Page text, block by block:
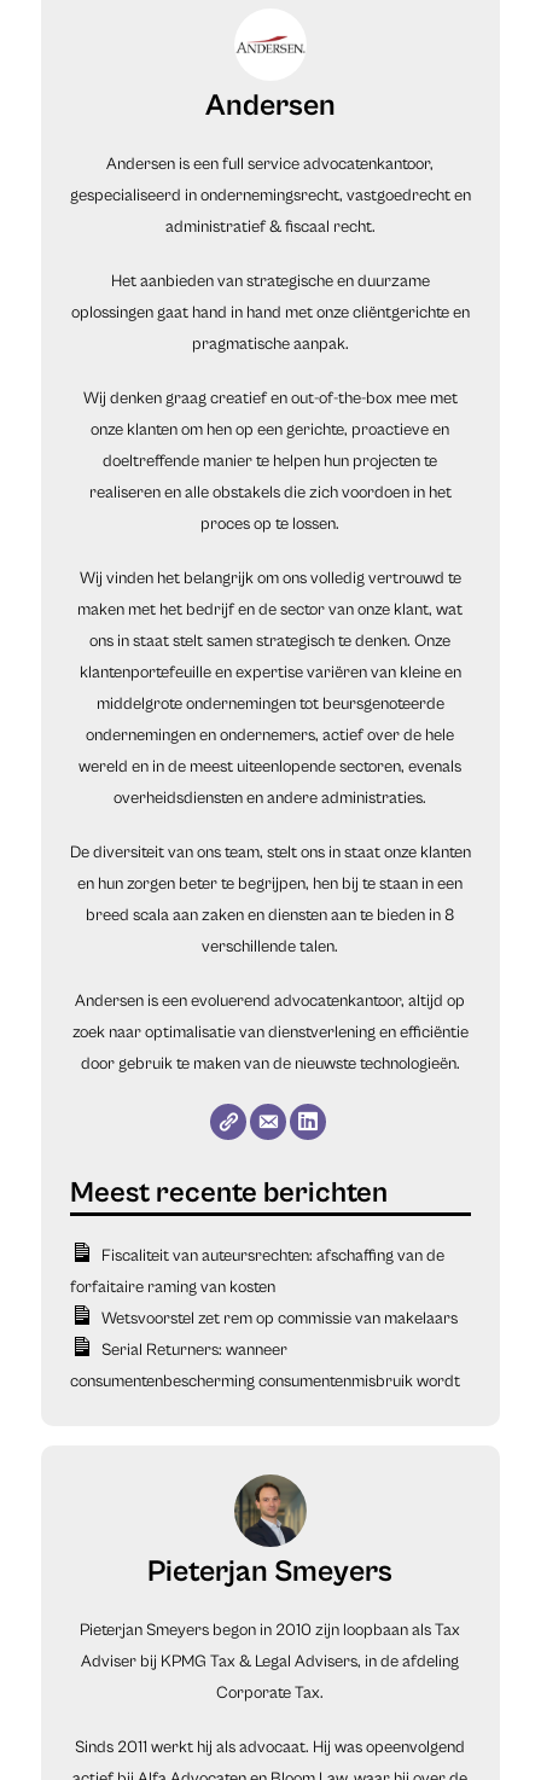
Andersen
Andersen is een full service advocatenkantoor,
gespecialiseerd in ondernemingsrecht, vastgoedrecht en
administratief & fiscaal recht.
Het aanbieden van strategische en duurzame
oplossingen gaat hand in hand met onze cliëntgerichte en
pragmatische aanpak.
Wij denken graag creatief en out-of-the-box mee met
onze klanten om hen op een gerichte, proactieve en
doeltreffende manier te helpen hun projecten te
realiseren en alle obstakels die zich voordoen in het
proces op te lossen.
Wij vinden het belangrijk om ons volledig vertrouwd te
maken met het bedrijf en de sector van onze klant, wat
ons in staat stelt samen strategisch te denken. Onze
klantenportefeuille en expertise variëren van kleine en
middelgrote ondernemingen tot beursgenoteerde
ondernemingen en ondernemers, actief over de hele
wereld en in de meest uiteenlopende sectoren, evenals
overheidsdiensten en andere administraties.
De diversiteit van ons team, stelt ons in staat onze klanten
en hun zorgen beter te begrijpen, hen bij te staan in een
breed scala aan zaken en diensten aan te bieden in 8
verschillende talen.
Andersen is een evoluerend advocatenkantoor, altijd op
zoek naar optimalisatie van dienstverlening en efficiëntie
door gebruik te maken van de nieuwste technologieën.
Fiscaliteit van auteursrechten: afschaffing van de
forfaitaire raming van kosten
Wetsvoorstel zet rem op commissie van makelaars
Serial Returners: wanneer
consumentenbescherming consumentenmisbruik wordt
Pieterjan Smeyers
Pieterjan Smeyers begon in 2010 zijn loopbaan als Tax
Adviser bij KPMG Tax & Legal Advisers, in de afdeling
Corporate Tax.
Sinds 2011 werkt hij als advocaat. Hij was opeenvolgend